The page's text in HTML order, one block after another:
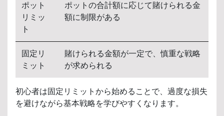
ポット
リミッ
ト
ポットの合計額に応じて賭けられる金
額に制限がある
固定リ
ミット
賭けられる金額が一定で、慎重な戦略
が求められる
初心者は固定リミットから始めることで、過度な損失
を避けながら基本戦略を学びやすくなります。